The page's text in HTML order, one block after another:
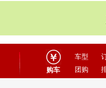
购车
车型
团购